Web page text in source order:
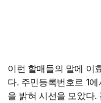
이런 할매들의 말에 이
다. 주민등록번호르 1
을 밝혀 시선을 모았다.